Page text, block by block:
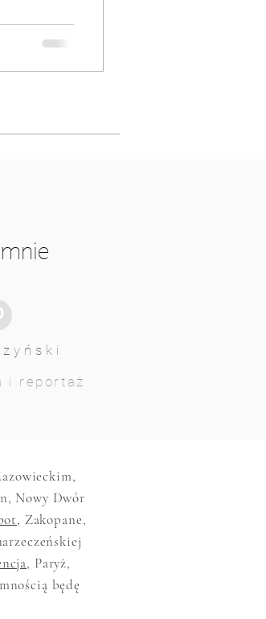
i reportaż
Nowy Dwór
, Zakopane,
, Paryż,
będę